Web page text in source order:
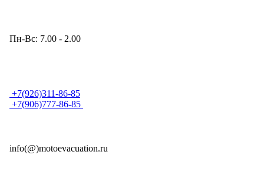
Пн-Вс: 7.00 - 2.00
+7(926)311-86-85
+7(906)777-86-85
info(@)motoevacuation.ru